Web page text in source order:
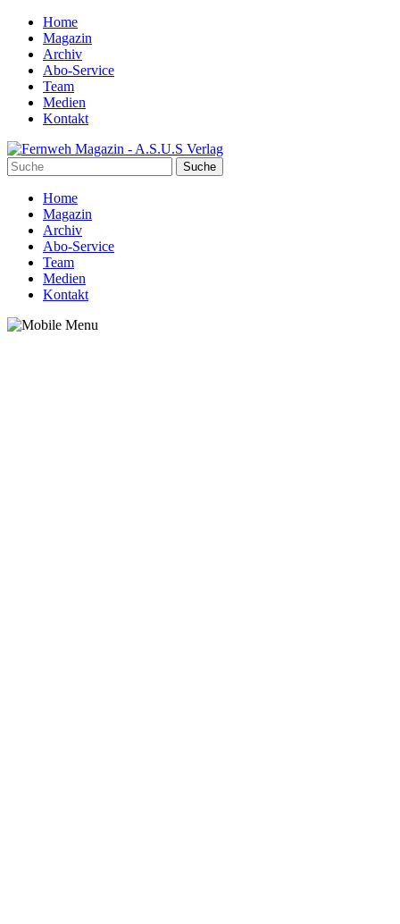
Home
Magazin
Archiv
Abo-Service
Team
Medien
Kontakt
Home
Magazin
Archiv
Abo-Service
Team
Medien
Kontakt